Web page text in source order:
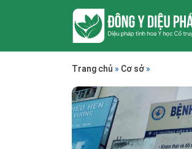
Trang chủ » Cơ sở »